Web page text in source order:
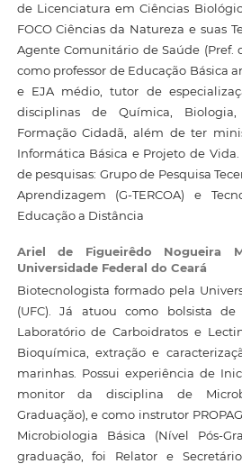
de Licenciatura em Ciências
FOCO Ciências da Natureza e suas
Agente Comunitário de Saúde (Pref.
como professor de Educação Básica
e EJA médio, tutor de
disciplinas de Química,
Formação Cidadã, além de ter
Informática Básica e Projeto de
de pesquisas: Grupo de Pesquisa
Aprendizagem (G-TERCOA) e
Educação a Distância
Ariel de Figueirêdo Nogueira
Universidade Federal do Ceará
Biotecnologista formado pela
(UFC). Já atuou como bolsista
Laboratório de Carboidratos e
Bioquímica, extração e
marinhas. Possui experiência de
monitor da disciplina de
Graduação), e como instrutor
Microbiologia Básica (Nível Pós-
graduação, foi Relator e